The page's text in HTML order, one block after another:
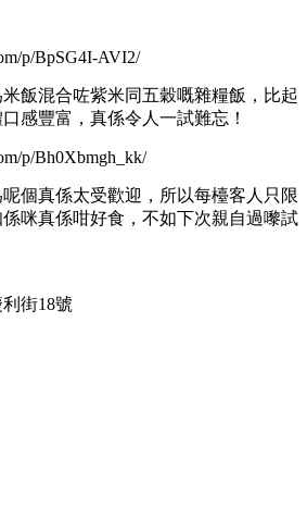
p/BpSG4I-AVI2/
飯混合咗紫米同五穀嘅雜糧飯，比起
感豐富，真係令人一試難忘！
p/Bh0Xbmgh_kk/
個真係太受歡迎，所以每檯客人只限
咪真係咁好食，不如下次親自過嚟試
街18號